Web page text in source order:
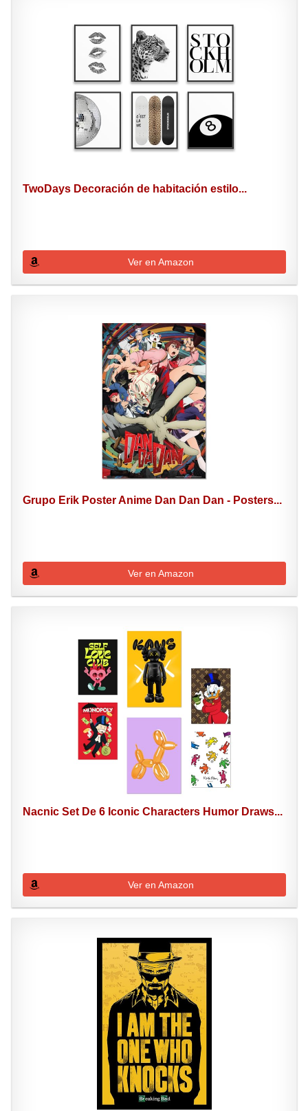
TwoDays Decoración de habitación estilo...
Ver en Amazon
Grupo Erik Poster Anime Dan Dan Dan - Posters...
Ver en Amazon
Nacnic Set De 6 Iconic Characters Humor Draws...
Ver en Amazon